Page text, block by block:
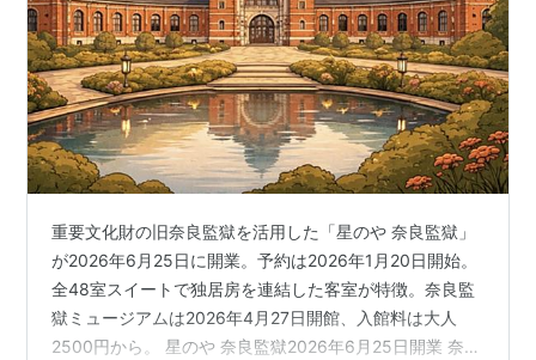
重要文化財の旧奈良監獄を活用した「星のや 奈良監獄」
が2026年6月25日に開業。予約は2026年1月20日開始。
全48室スイートで独居房を連結した客室が特徴。奈良監
獄ミュージアムは2026年4月27日開館、入館料は大人
2500円から。 星のや 奈良監獄2026年6月25日開業 奈良